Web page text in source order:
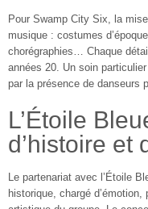
Pour Swamp City Six, la
musique : costumes
chorégraphies… Chaque
années 20. Un soin
par la présence de danseurs
L’Étoile
d’histoire et
Le partenariat avec l’Étoile
historique, chargé